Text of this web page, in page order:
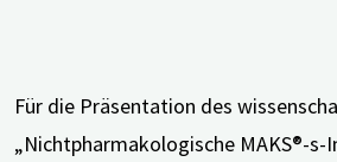
Für die Präsentation des
„Nichtpharmakologische MAKS®-s-